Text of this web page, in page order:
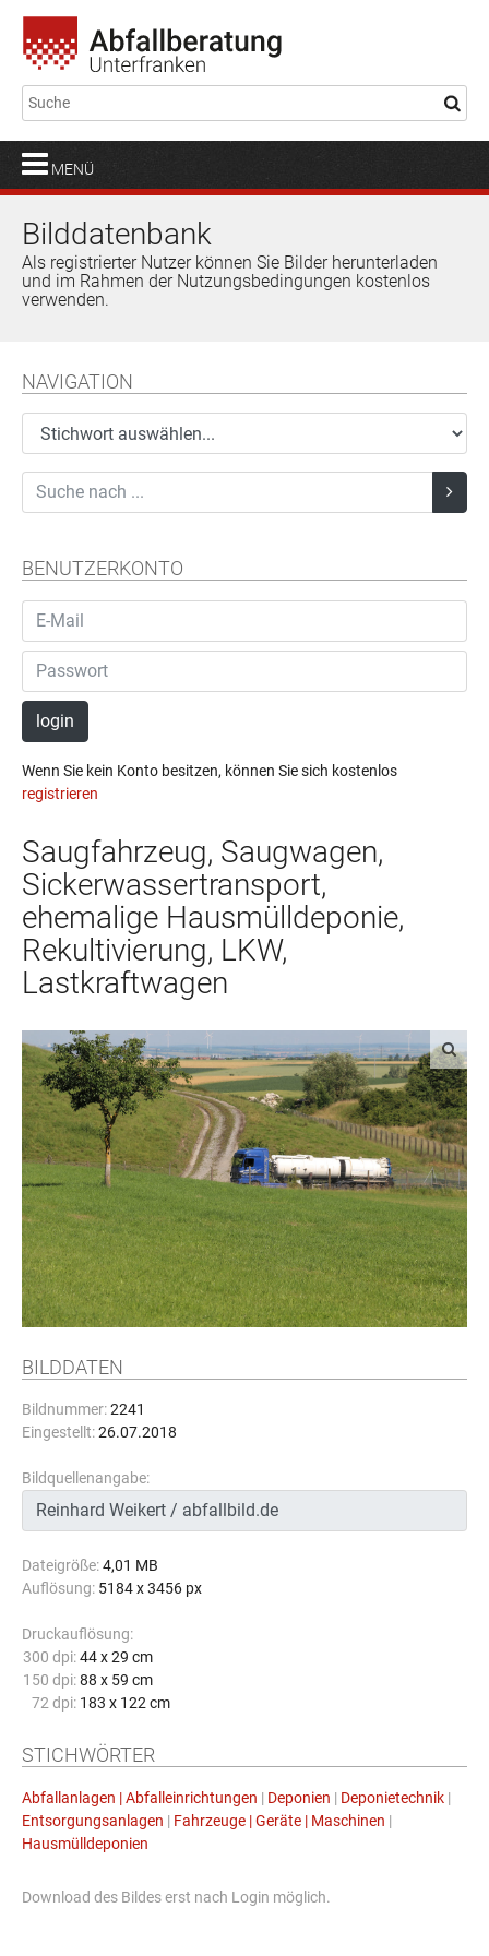
MENÜ
Bilddatenbank
Als registrierter Nutzer können Sie Bilder herunterladen
und im Rahmen der Nutzungsbedingungen kostenlos
verwenden.
NAVIGATION
BENUTZERKONTO
login
Wenn Sie kein Konto besitzen, können Sie sich kostenlos
registrieren
Saugfahrzeug, Saugwagen,
Sickerwassertransport,
ehemalige Hausmülldeponie,
Rekultivierung, LKW,
Lastkraftwagen
BILDDATEN
Bildnummer:2241
Eingestellt:26.07.2018
Bildquellenangabe:
Dateigröße:4,01 MB
Auflösung: 5184 x 3456 px
Druckauflösung:
300 dpi: 44 x 29 cm
150 dpi: 88 x 59 cm
72 dpi: 183 x 122 cm
STICHWÖRTER
Abfallanlagen | Abfalleinrichtungen | Deponien | Deponietechnik |
Entsorgungsanlagen | Fahrzeuge | Geräte | Maschinen |
Hausmülldeponien
Download des Bildes erst nach Login möglich.